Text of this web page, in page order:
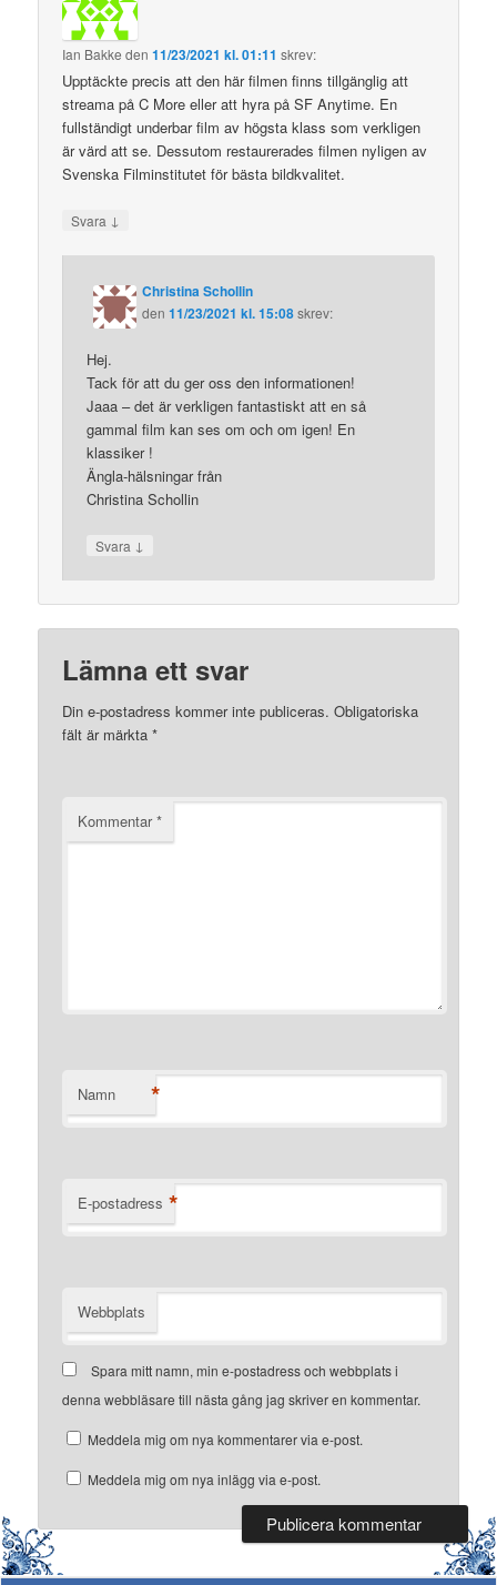
Ian Bakke den11/23/2021 kl. 01:11 skrev:
Upptäckte precis att den här filmen finns tillgänglig att
streama på C More eller att hyra på SF Anytime. En
fullständigt underbar film av högsta klass som verkligen
är värd att se. Dessutom restaurerades filmen nyligen av
Svenska Filminstitutet för bästa bildkvalitet.
Svara ↓
Christina Schollin
den11/23/2021 kl. 15:08skrev:
Hej.
Tack för att du ger oss den informationen!
Jaaa – det är verkligen fantastiskt att en så
gammal film kan ses om och om igen! En
klassiker !
Ängla-hälsningar från
Christina Schollin
Svara ↓
Lämna ett svar
Din e-postadress kommer inte publiceras. Obligatoriska
fält är märkta*
Kommentar*
Namn *
E-postadress *
Webbplats
Spara mitt namn, min e-postadress och webbplats i
denna webbläsare till nästa gång jag skriver en kommentar.
Meddela mig om nya kommentarer via e-post.
Meddela mig om nya inlägg via e-post.